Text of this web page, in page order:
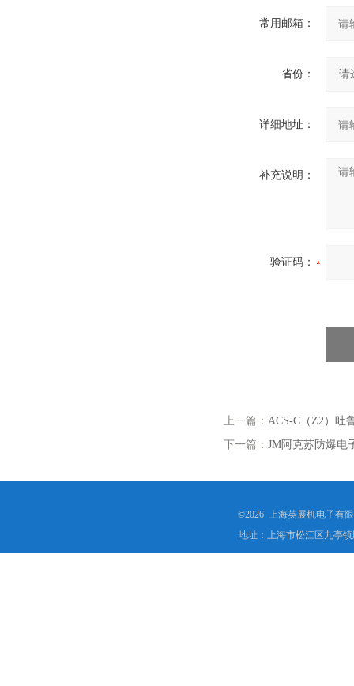
常用邮箱：
省份：
详细地址：
补充说明：
验证码：
上一篇： ACS-C（Z2）吐
下一篇： JM阿克苏防爆电
©2026 上海英展机电子有
地址：上海市松江区九亭镇